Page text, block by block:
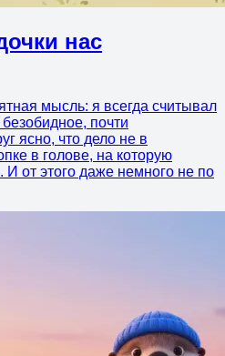
нас
мысль: я всегда считывал
почти
ясно, что дело не в
в голове, на которую
от этого даже немного не по